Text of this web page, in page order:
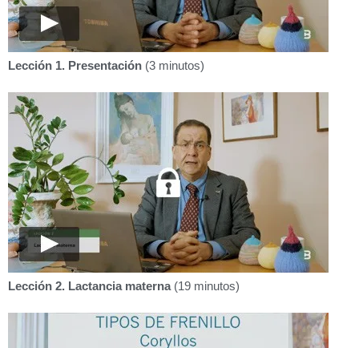
Lección 1. Presentación (3 minutos)
Lección 2. Lactancia materna(19 minutos)